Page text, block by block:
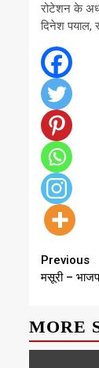
रोटेशन के
दिनेश पयाल,
Previous
मसूरी –
MORE